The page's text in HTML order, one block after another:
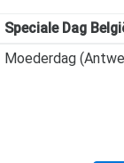
Speciale Dag
Moederdag